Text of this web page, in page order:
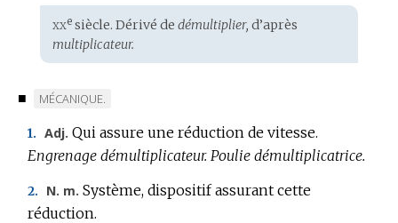
Étymologie
:
xxesiècle. Dérivé de démultiplier, d’après
multiplicateur.
■
MARQUE
DOMAINE
MÉCANIQUE.
1. Adj. Qui assure une réduction de vitesse.
Engrenage démultiplicateur. Poulie démultiplicatrice.
2. N. m. Système, dispositif assurant cette
réduction.